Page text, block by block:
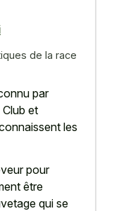
de la race
par
et
les
pour
être
qui se